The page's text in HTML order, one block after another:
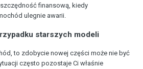
finansową, kiedy
ulegnie awarii.
starszych modeli
to zdobycie nowej części może nie być
często pozostaje Ci właśnie